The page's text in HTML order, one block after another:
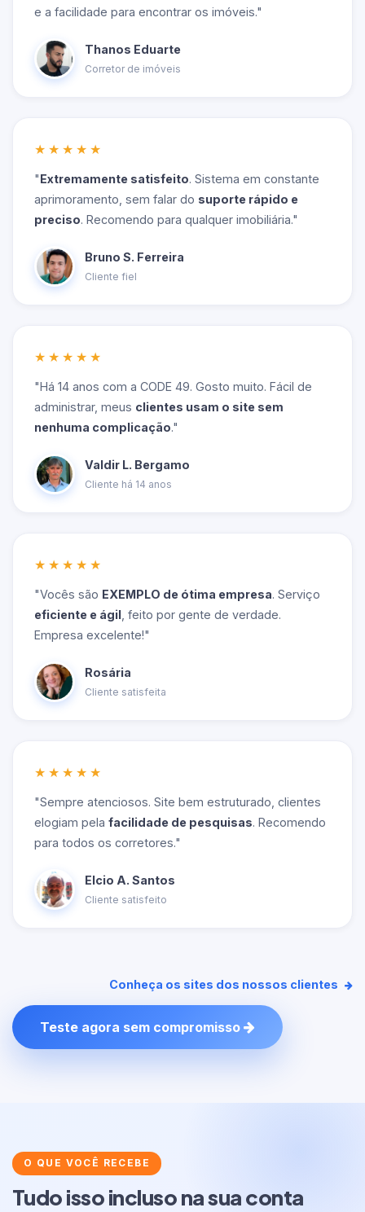
e a facilidade para encontrar os imóveis."
Thanos Eduarte
Corretor de imóveis
★★★★★
"Extremamente satisfeito. Sistema em constante
aprimoramento, sem falar do suporte rápido e
preciso. Recomendo para qualquer imobiliária."
Bruno S. Ferreira
Cliente fiel
★★★★★
"Há 14 anos com a CODE 49. Gosto muito. Fácil de
administrar, meus clientes usam o site sem
nenhuma complicação."
Valdir L. Bergamo
Cliente há 14 anos
★★★★★
"Vocês são EXEMPLO de ótima empresa. Serviço
eficiente e ágil , feito por gente de verdade.
Empresa excelente!"
Rosária
Cliente satisfeita
★★★★★
"Sempre atenciosos. Site bem estruturado, clientes
elogiam pela facilidade de pesquisas. Recomendo
para todos os corretores."
Elcio A. Santos
Cliente satisfeito
Conheça os sites dos nossos clientes
Teste agora sem compromisso
O QUE VOCÊ RECEBE
Tudo isso incluso na sua conta